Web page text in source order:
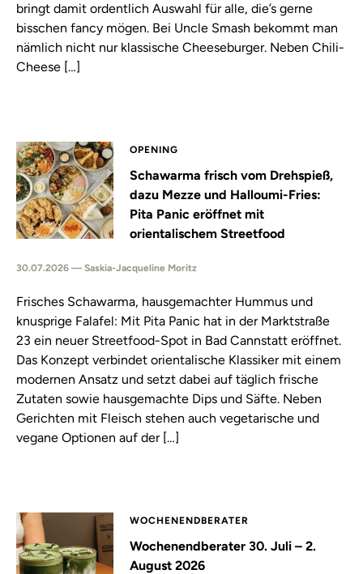
bringt damit ordentlich Auswahl für alle, die’s gerne
bisschen fancy mögen. Bei Uncle Smash bekommt man
nämlich nicht nur klassische Cheeseburger. Neben Chili-
Cheese […]
OPENING
Schawarma frisch vom Drehspieß,
dazu Mezze und Halloumi-Fries:
Pita Panic eröffnet mit
orientalischem Streetfood
30.07.2026 — Saskia-Jacqueline Moritz
Frisches Schawarma, hausgemachter Hummus und
knusprige Falafel: Mit Pita Panic hat in der Marktstraße
23 ein neuer Streetfood-Spot in Bad Cannstatt eröffnet.
Das Konzept verbindet orientalische Klassiker mit einem
modernen Ansatz und setzt dabei auf täglich frische
Zutaten sowie hausgemachte Dips und Säfte. Neben
Gerichten mit Fleisch stehen auch vegetarische und
vegane Optionen auf der […]
WOCHENENDBERATER
Wochenendberater 30. Juli – 2.
August 2026